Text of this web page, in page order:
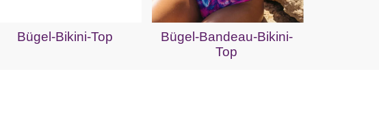
Bügel-Bikini-Top
Bügel-Bandeau-Bikini-
Top